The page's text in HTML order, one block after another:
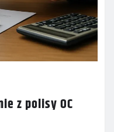
z polisy OC